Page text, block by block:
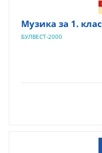
Музика за 1. клас
БУЛВЕСТ-2000